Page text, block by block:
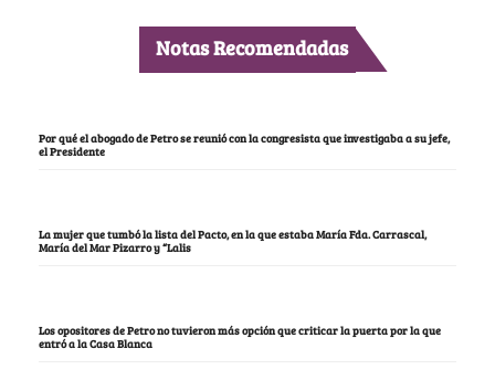
Notas Recomendadas
Por qué el abogado de Petro se reunió con la congresista que investigaba a su jefe,
el Presidente
La mujer que tumbó la lista del Pacto, en la que estaba María Fda. Carrascal,
María del Mar Pizarro y “Lalis
Los opositores de Petro no tuvieron más opción que criticar la puerta por la que
entró a la Casa Blanca